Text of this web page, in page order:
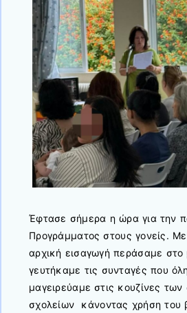
Έφτασε σήμερα η ώρα για την
Προγράμματος στους γονείς.
αρχική εισαγωγή περάσαμε
γευτήκαμε τις συνταγές που
μαγειρεύαμε στις κουζίνες
σχολείων κάνοντας χρήση του